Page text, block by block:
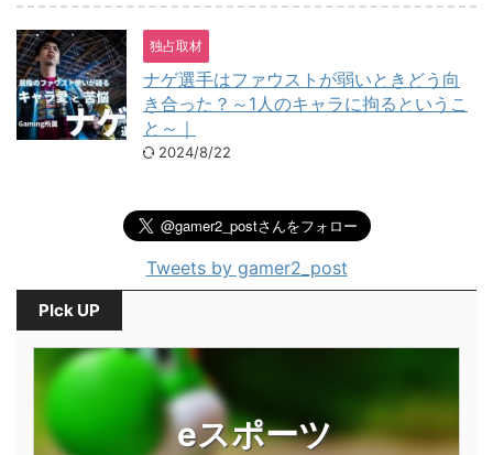
独占取材
ナゲ選手はファウストが弱いときどう向
き合った？～1人のキャラに拘るというこ
と～｜
2024/8/22
Tweets by gamer2_post
PIck UP
eスポーツ